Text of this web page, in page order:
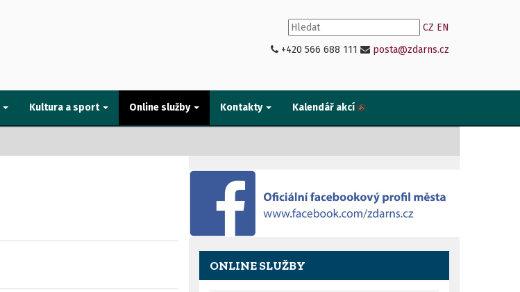
CZ EN
+420 566 688 111
posta@zdarns.cz
Kultura a sport Online služby Kontakty Kalendář akcí
ONLINE SLUŽBY